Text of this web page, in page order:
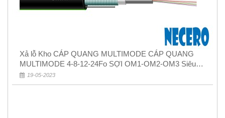
Xả lỗ Kho CÁP QUANG MULTIMODE CÁP QUANG
MULTIMODE 4-8-12-24Fo SỢI OM1-OM2-OM3 Siêu
Rẻ 5k
19-05-2023